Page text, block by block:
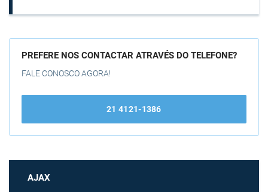
PREFERE NOS CONTACTAR ATRAVÉS DO TELEFONE?
FALE CONOSCO AGORA!
21 4121-1386
AJAX